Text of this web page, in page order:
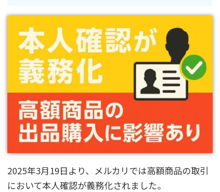
2025年3月19日より、メルカリでは高額商品の取引
において本人確認が義務化されました。